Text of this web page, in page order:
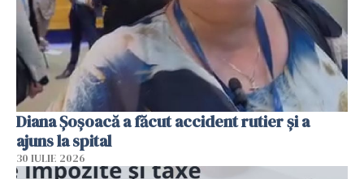
Diana Șoșoacă a făcut accident rutier și a
ajuns la spital
30 IULIE 2026